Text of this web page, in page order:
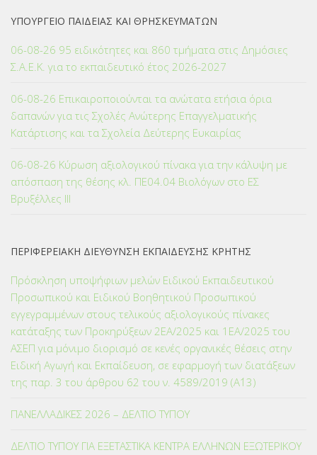
ΥΠΟΥΡΓΕΙΟ ΠΑΙΔΕΙΑΣ ΚΑΙ ΘΡΗΣΚΕΥΜΑΤΩΝ
06-08-26 95 ειδικότητες και 860 τμήματα στις Δημόσιες
Σ.Α.Ε.Κ. για το εκπαιδευτικό έτος 2026-2027
06-08-26 Επικαιροποιούνται τα ανώτατα ετήσια όρια
δαπανών για τις Σχολές Ανώτερης Επαγγελματικής
Κατάρτισης και τα Σχολεία Δεύτερης Ευκαιρίας
06-08-26 Κύρωση αξιολογικού πίνακα για την κάλυψη με
απόσπαση της θέσης κλ. ΠΕ04.04 Βιολόγων στο ΕΣ
Βρυξέλλες ΙΙΙ
ΠΕΡΙΦΕΡΕΙΑΚΗ ΔΙΕΥΘΥΝΣΗ ΕΚΠΑΙΔΕΥΣΗΣ ΚΡΗΤΗΣ
Πρόσκληση υποψήφιων μελών Ειδικού Εκπαιδευτικού
Προσωπικού και Ειδικού Βοηθητικού Προσωπικού
εγγεγραμμένων στους τελικούς αξιολογικούς πίνακες
κατάταξης των Προκηρύξεων 2ΕΑ/2025 και 1ΕΑ/2025 του
ΑΣΕΠ για μόνιμο διορισμό σε κενές οργανικές θέσεις στην
Ειδική Αγωγή και Εκπαίδευση, σε εφαρμογή των διατάξεων
της παρ. 3 του άρθρου 62 του ν. 4589/2019 (Α΄13)
ΠΑΝΕΛΛΑΔΙΚΕΣ 2026 – ΔΕΛΤΙΟ ΤΥΠΟΥ
ΔΕΛΤΙΟ ΤΥΠΟΥ ΓΙΑ ΕΞΕΤΑΣΤΙΚΑ ΚΕΝΤΡΑ ΕΛΛΗΝΩΝ ΕΞΩΤΕΡΙΚΟΥ